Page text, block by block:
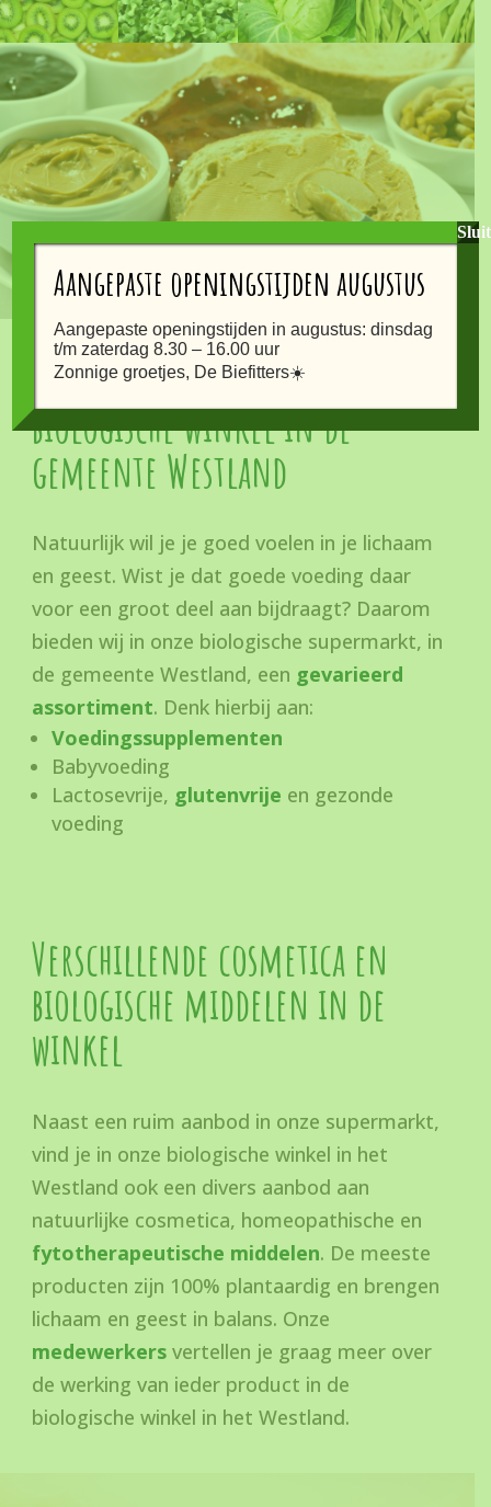
Gezonde voeding koop je in de
biologische winkel in de
gemeente Westland
Natuurlijk wil je je goed voelen in je lichaam
en geest. Wist je dat goede voeding daar
voor een groot deel aan bijdraagt? Daarom
bieden wij in onze biologische supermarkt, in
de gemeente Westland, een gevarieerd
assortiment. Denk hierbij aan:
Voedingssupplementen
Babyvoeding
Lactosevrije, glutenvrije en gezonde
voeding
Verschillende cosmetica en
biologische middelen in de
winkel
Naast een ruim aanbod in onze supermarkt,
vind je in onze biologische winkel in het
Westland ook een divers aanbod aan
natuurlijke cosmetica, homeopathische en
fytotherapeutische middelen. De meeste
producten zijn 100% plantaardig en brengen
lichaam en geest in balans. Onze
medewerkersvertellen je graag meer over
de werking van ieder product in de
biologische winkel in het Westland.
Aangepaste openingstijden augustus
Aangepaste openingstijden in augustus: dinsdag
t/m zaterdag 8.30 – 16.00 uur
Zonnige groetjes, De Biefitters☀️